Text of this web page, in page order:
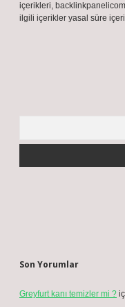
içerikleri,
ilgili içerikler yasal süre
Son Yorumlar
Greyfurt kanı temizler mi ?